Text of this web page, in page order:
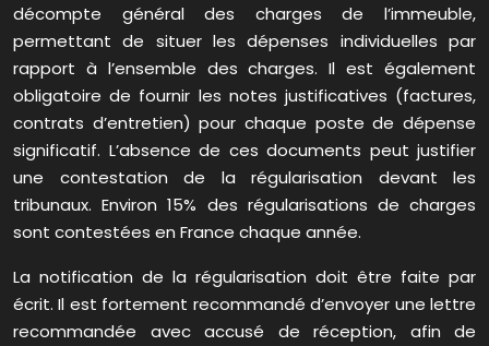
décompte général des charges de l’immeuble,
permettant de situer les dépenses individuelles par
rapport à l’ensemble des charges. Il est également
obligatoire de fournir les notes justificatives (factures,
contrats d’entretien) pour chaque poste de dépense
significatif. L’absence de ces documents peut justifier
une contestation de la régularisation devant les
tribunaux. Environ 15% des régularisations de charges
sont contestées en France chaque année.
La notification de la régularisation doit être faite par
écrit. Il est fortement recommandé d’envoyer une lettre
recommandée avec accusé de réception, afin de